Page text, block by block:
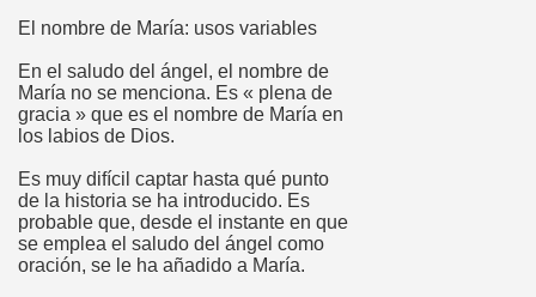
El nombre de María: usos variables
En el saludo del ángel, el nombre de
María no se menciona. Es « plena de
gracia » que es el nombre de María en
los labios de Dios.
Es muy difícil captar hasta qué punto
de la historia se ha introducido. Es
probable que, desde el instante en que
se emplea el saludo del ángel como
oración, se le ha añadido a María.